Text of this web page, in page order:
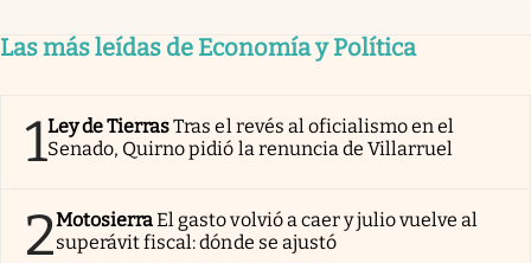
Las más leídas de Economía y Política
1Ley de TierrasTras el revés al oficialismo en el
Senado, Quirno pidió la renuncia de Villarruel
2MotosierraEl gasto volvió a caer y julio vuelve al
superávit fiscal: dónde se ajustó